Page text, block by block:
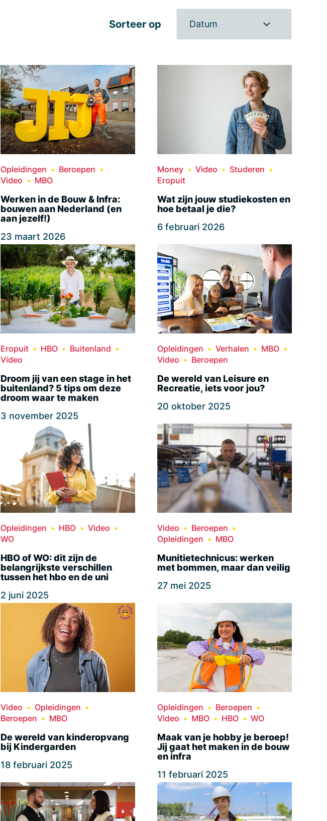
Sorteer op Datum
Opleidingen
Beroepen
Video
MBO
Werken in de Bouw & Infra:
bouwen aan Nederland (en
aan jezelf!)
23 maart 2026
Money Video
Studeren
Eropuit
Wat zijn jouw studiekosten en
hoe betaal je die?
6 februari 2026
Eropuit HBO
Buitenland
Video
Droom jij van een stage in het
buitenland? 5 tips om deze
droom waar te maken
3 november 2025
Opleidingen Verhalen
MBO
Video
Beroepen
De wereld van Leisure en
Recreatie, iets voor jou?
20 oktober 2025
Opleidingen HBO
Video
WO
HBO of WO: dit zijn de
belangrijkste verschillen
tussen het hbo en de uni
2 juni 2025
Video
Beroepen
Opleidingen
MBO
Munitietechnicus: werken
met bommen, maar dan veilig
27 mei 2025
Video
Opleidingen
Beroepen
MBO
De wereld van kinderopvang
bij Kindergarden
18 februari 2025
Opleidingen
Beroepen
Video
MBO HBO WO
Maak van je hobby je beroep!
Jij gaat het maken in de bouw
en infra
11 februari 2025